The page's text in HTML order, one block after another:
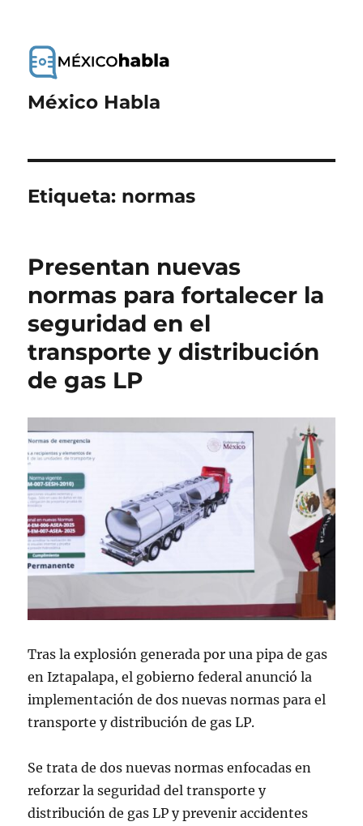
México Habla
Etiqueta: normas
Presentan nuevas
normas para fortalecer la
seguridad en el
transporte y distribución
de gas LP
Tras la explosión generada por una pipa de gas
en Iztapalapa, el gobierno federal anunció la
implementación de dos nuevas normas para el
transporte y distribución de gas LP.
Se trata de dos nuevas normas enfocadas en
reforzar la seguridad del transporte y
distribución de gas LP y prevenir accidentes